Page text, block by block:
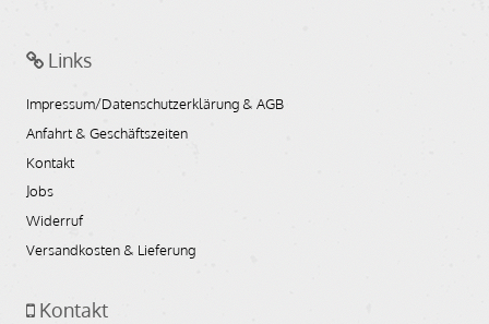
Links
Impressum/Datenschutzerklärung & AGB
Anfahrt & Geschäftszeiten
Kontakt
Jobs
Widerruf
Versandkosten & Lieferung
Kontakt